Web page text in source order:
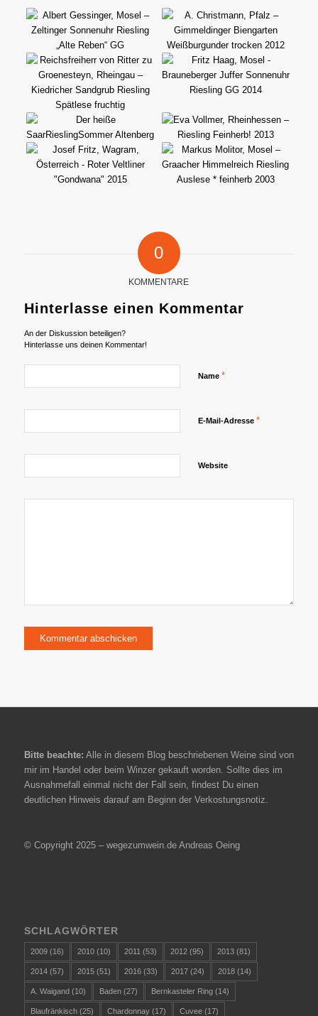
0
KOMMENTARE
Hinterlasse einen Kommentar
An der Diskussion beteiligen?
Hinterlasse uns deinen Kommentar!
Name *
E-Mail-Adresse *
Website
Bitte beachte: Alle in diesem Blog beschriebenen Weine sind von
mir im Handel oder beim Winzer gekauft worden. Sollte dies im
Ausnahmefall einmal nicht der Fall sein, findest Du einen
deutlichen Hinweis darauf am Beginn der Verkostungsnotiz.
© Copyright 2025 – wegezumwein.de Andreas Oeing
SCHLAGWÖRTER
2009(16) 2010(10) 2011 (53) 2012(95) 2013(81)
2014(57) 2015(51) 2016(33) 2017(24) 2018(14)
A. Waigand(10) Baden(27) Bernkasteler Ring(14)
Blaufränkisch(25) Chardonnay(17) Cuvee(17)